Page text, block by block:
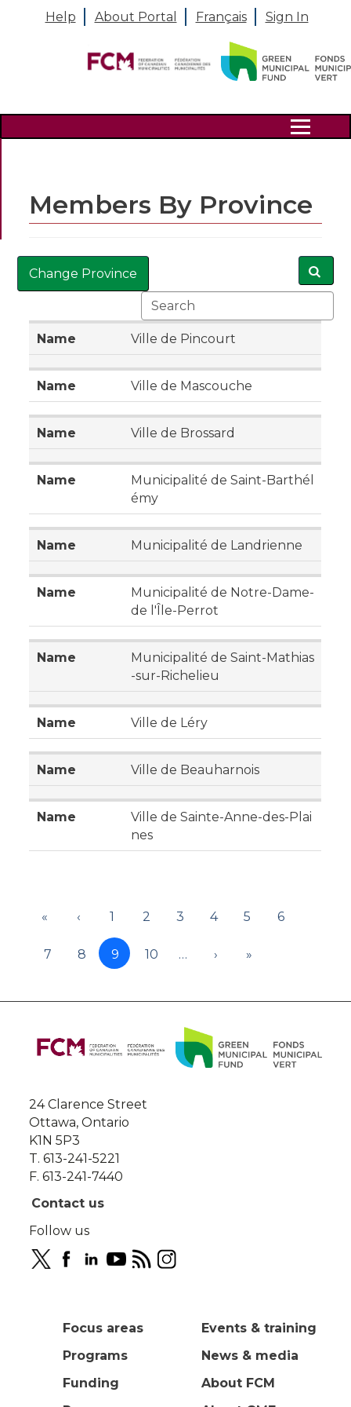
Help About Portal Français Sign In
Search
Members By Province
Change Province
Ville de Pincourt
Ville de Mascouche
Ville de Brossard
Municipalité de Saint-Barthél
émy
Municipalité de Landrienne
Municipalité de Notre-Dame-
de l'Île-Perrot
Municipalité de Saint-Mathias
-sur-Richelieu
Ville de Léry
Ville de Beauharnois
Ville de Sainte-Anne-des-Plai
nes
« ‹ 1 2 3 4 5 6
7 8 9 10 … › »
About
this
24 Clarence Street
Ottawa, Ontario
K1N 5P3
T. 613-241-5221
F. 613-241-7440
Contact us
Follow us
Focus areas
Programs
Funding
Events & training
News & media
About FCM